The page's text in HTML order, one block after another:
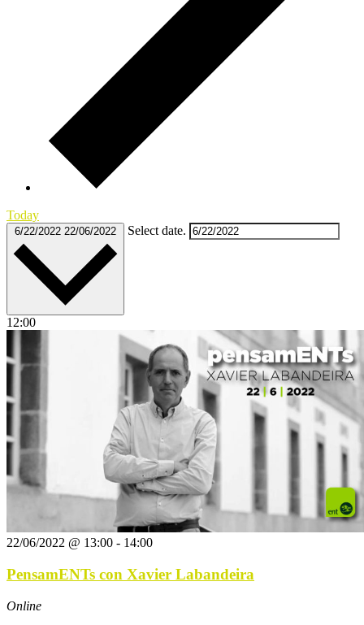
Today
6/22/2022 22/06/2022 Select date.
12:00
22/06/2022 @ 13:00 - 14:00
PensamENTs con Xavier Labandeira
Online